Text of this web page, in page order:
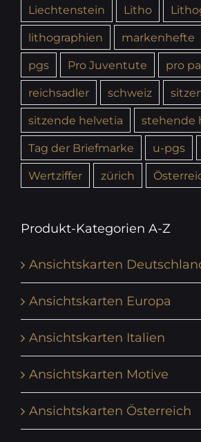
Liechtenstein
Litho
lithographien
markenhefte
pgs
Pro Juventute pro
reichsadler
schweiz
sitzende helvetia
stehende
Tag der Briefmarke
u-pgs
Wertziffer
zürich
Produkt-Kategorien A-Z
Ansichtskarten
Ansichtskarten Europa
Ansichtskarten Italien
Ansichtskarten Motive
Ansichtskarten Österreich